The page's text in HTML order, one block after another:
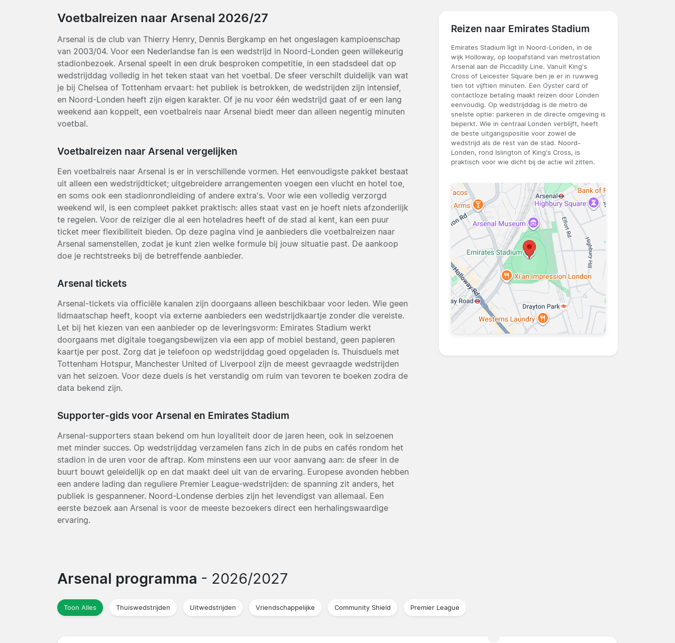
Voetbalreizen naar Arsenal 2026/27
Arsenal is de club van Thierry Henry, Dennis Bergkamp en het ongeslagen kampioenschap
van 2003/04. Voor een Nederlandse fan is een wedstrijd in Noord-Londen geen willekeurig
stadionbezoek. Arsenal speelt in een druk besproken competitie, in een stadsdeel dat op
wedstrijddag volledig in het teken staat van het voetbal. De sfeer verschilt duidelijk van wat
je bij Chelsea of Tottenham ervaart: het publiek is betrokken, de wedstrijden zijn intensief,
en Noord-Londen heeft zijn eigen karakter. Of je nu voor één wedstrijd gaat of er een lang
weekend aan koppelt, een voetbalreis naar Arsenal biedt meer dan alleen negentig minuten
voetbal.
Voetbalreizen naar Arsenal vergelijken
Een voetbalreis naar Arsenal is er in verschillende vormen. Het eenvoudigste pakket bestaat
uit alleen een wedstrijdticket; uitgebreidere arrangementen voegen een vlucht en hotel toe,
en soms ook een stadionrondleiding of andere extra's. Voor wie een volledig verzorgd
weekend wil, is een compleet pakket praktisch: alles staat vast en je hoeft niets afzonderlijk
te regelen. Voor de reiziger die al een hoteladres heeft of de stad al kent, kan een puur
ticket meer flexibiliteit bieden. Op deze pagina vind je aanbieders die voetbalreizen naar
Arsenal samenstellen, zodat je kunt zien welke formule bij jouw situatie past. De aankoop
doe je rechtstreeks bij de betreffende aanbieder.
Arsenal tickets
Arsenal-tickets via officiële kanalen zijn doorgaans alleen beschikbaar voor leden. Wie geen
lidmaatschap heeft, koopt via externe aanbieders een wedstrijdkaartje zonder die vereiste.
Let bij het kiezen van een aanbieder op de leveringsvorm: Emirates Stadium werkt
doorgaans met digitale toegangsbewijzen via een app of mobiel bestand, geen papieren
kaartje per post. Zorg dat je telefoon op wedstrijddag goed opgeladen is. Thuisduels met
Tottenham Hotspur, Manchester United of Liverpool zijn de meest gevraagde wedstrijden
van het seizoen. Voor deze duels is het verstandig om ruim van tevoren te boeken zodra de
data bekend zijn.
Supporter-gids voor Arsenal en Emirates Stadium
Arsenal-supporters staan bekend om hun loyaliteit door de jaren heen, ook in seizoenen
met minder succes. Op wedstrijddag verzamelen fans zich in de pubs en cafés rondom het
stadion in de uren voor de aftrap. Kom minstens een uur voor aanvang aan: de sfeer in de
buurt bouwt geleidelijk op en dat maakt deel uit van de ervaring. Europese avonden hebben
een andere lading dan reguliere Premier League-wedstrijden: de spanning zit anders, het
publiek is gespannener. Noord-Londense derbies zijn het levendigst van allemaal. Een
eerste bezoek aan Arsenal is voor de meeste bezoekers direct een herhalingswaardige
ervaring.
Reizen naar Emirates Stadium
Emirates Stadium ligt in Noord-Londen, in de
wijk Holloway, op loopafstand van metrostation
Arsenal aan de Piccadilly Line. Vanuit King's
Cross of Leicester Square ben je er in ruwweg
tien tot vijftien minuten. Een Oyster card of
contactloze betaling maakt reizen door Londen
eenvoudig. Op wedstrijddag is de metro de
snelste optie: parkeren in de directe omgeving is
beperkt. Wie in centraal Londen verblijft, heeft
de beste uitgangspositie voor zowel de
wedstrijd als de rest van de stad. Noord-
Londen, rond Islington of King's Cross, is
praktisch voor wie dicht bij de actie wil zitten.
Arsenal programma - 2026/2027
Toon Alles Thuiswedstrijden Uitwedstrijden Vriendschappelijke Community Shield Premier League